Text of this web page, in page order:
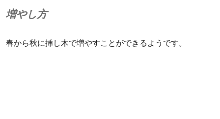
増やし方
春から秋に挿し木で増やすことができるようです。